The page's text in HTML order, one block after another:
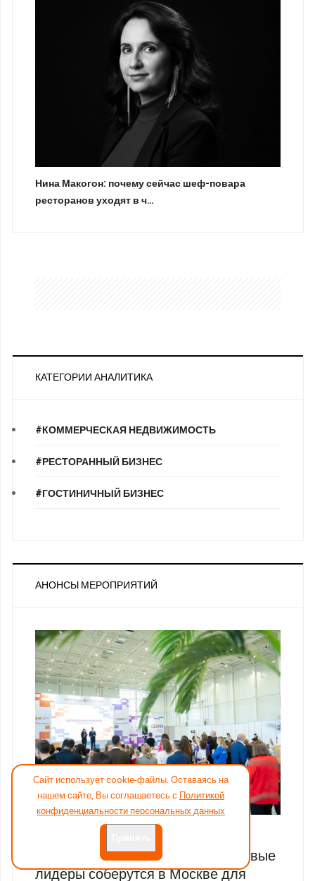
Нина Макогон: почему сейчас шеф-повара
ресторанов уходят в ч…
КАТЕГОРИИ АНАЛИТИКА
#КОММЕРЧЕСКАЯ НЕДВИЖИМОСТЬ
#РЕСТОРАННЫЙ БИЗНЕС
#ГОСТИНИЧНЫЙ БИЗНЕС
АНОНСЫ МЕРОПРИЯТИЙ
Сентябрь задаст вектор: отраслевые
лидеры соберутся в Москве для
Сайт использует cookie-файлы. Оставаясь на
нашем сайте, Вы соглашаетесь с Политикой
конфиденциальности персональных данных